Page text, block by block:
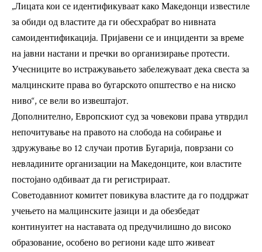
„Лицата кои се идентификуваат како Македонци известиле
за обиди од властите да ги обесхрабрат во нивната
самоидентификација. Пријавени се и инциденти за време
на јавни настани и пречки во организирање протести.
Учесниците во истражувањето забележуваат дека свеста за
малцинските права во бугарското општество е на ниско
ниво“, се вели во извештајот.
Дополнително, Европскиот суд за човекови права утврдил
непочитување на правото на слобода на собирање и
здружување во 12 случаи против Бугарија, поврзани со
невладините организации на Македонците, кои властите
постојано одбиваат да ги регистрираат.
Советодавниот комитет повикува властите да го поддржат
учењето на малцинските јазици и да обезбедат
континуитет на наставата од предучилишно до високо
образование, особено во региони каде што живеат